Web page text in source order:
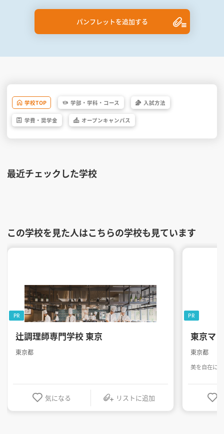
パンフレットを追加する
学校TOP 学部・ 学科・ コース 入試方法
学費・ 奨学金 オープンキャンパス
最近チェックした学校
この学校を見た人はこちらの学校も見ています
辻調理師専門学校 東京
東京都
気になる リストに追加
PR
東京マ
東京都
美を自在に
PR